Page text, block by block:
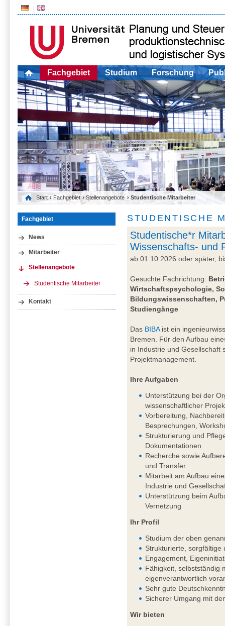
Fachgebiet Studium Forschung
Start › Fachgebiet ›Stellenangebote › Studentische Mitarbeiter
Fachgebiet
News
Mitarbeiter
Stellenangebote
Studentische Mitarbeiter
Kontakt
STUDENTISCHE
Studentische*r
Wissenschafts- und
ab 01.10.2026 oder später,
Gesuchte Fachrichtung:
Wirtschaftspsychologie,
Bildungswissenschaften,
Studiengänge
Das BIBAist ein
Bremen. Für den Aufbau
in Industrie und Gesellschaft
Projektmanagement.
Ihre Aufgaben
Unterstützung bei der
wissenschaftlicher
Vorbereitung,
Besprechungen,
Strukturierung und
Dokumentationen
Recherche sowie
und Transfer
Mitarbeit am Aufbau
Industrie und
Unterstützung beim
Vernetzung
Ihr Profil
Studium der oben
Strukturierte, sorgfältige
Engagement,
Fähigkeit, selbstständig
eigenverantwortlich
Sehr gute
Sicherer Umgang mit
Wir bieten